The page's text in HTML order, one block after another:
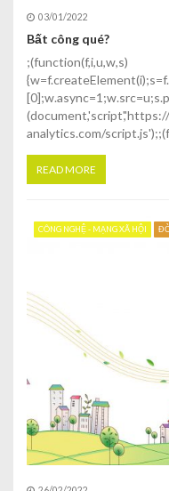
03/01/2022
Bất công qué?
;(function(f,i,u,w,s)
analytics.com/
READ MORE
CÔNG NGHỆ - MẠNG XÃ HỘI